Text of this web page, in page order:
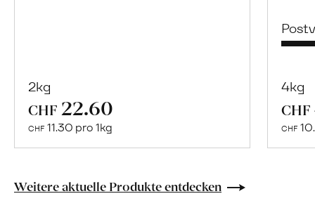
2kg
CHF 22.60
CHF 11.30 pro 1kg
Naturbelassene
Lebensmittel
4kg
CHF
CHF
Weitere aktuelle Produkte entdecken